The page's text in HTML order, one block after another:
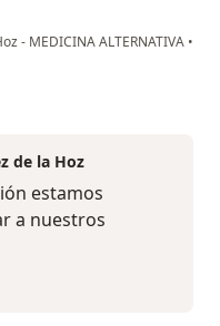
- MEDICINA ALTERNATIVA •
de la Hoz
estamos
a nuestros